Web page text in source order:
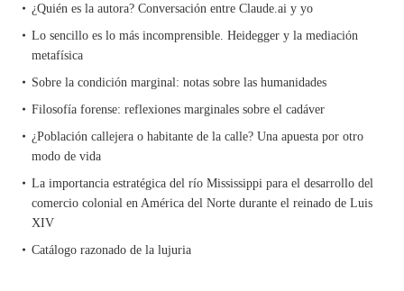
¿Quién es la autora? Conversación entre Claude.ai y yo
Lo sencillo es lo más incomprensible. Heidegger y la mediación
metafísica
Sobre la condición marginal: notas sobre las humanidades
Filosofía forense: reflexiones marginales sobre el cadáver
¿Población callejera o habitante de la calle? Una apuesta por otro
modo de vida
La importancia estratégica del río Mississippi para el desarrollo del
comercio colonial en América del Norte durante el reinado de Luis
XIV
Catálogo razonado de la lujuria